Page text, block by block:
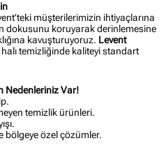
müşterilerimizin ihtiyaçlarına
dokusunu koruyarak derinlemesine
kavuşturuyoruz. Levent
temizliğinde kaliteyi standart
Nedenleriniz Var!
temizlik ürünleri.
bölgeye özel çözümler.